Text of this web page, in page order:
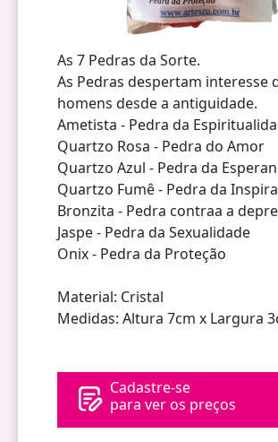
As 7 Pedras da Sorte.
As Pedras despertam interesse
homens desde a antiguidade.
Ametista - Pedra da
Quartzo Rosa - Pedra do Amor
Quartzo Azul - Pedra da
Quartzo Fumê - Pedra da
Bronzita - Pedra contraa a
Jaspe - Pedra da Sexualidade
Onix - Pedra da Proteção
Material: Cristal
Medidas: Altura 7cm x Largura
Cadastre-se
para ver os preços